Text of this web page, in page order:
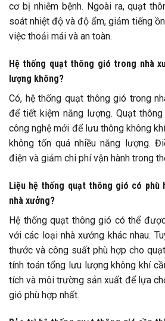
cơ bị nhiễm bệnh. Ngoài ra, quạt
soát nhiệt độ và độ ẩm, giảm tiếng
việc thoải mái và an toàn.
Hệ thống quạt thông gió trong nhà
lượng không?
Có, hệ thống quạt thông gió trong
để tiết kiệm năng lượng. Quạt
công nghệ mới để lưu thông không
không tốn quá nhiều năng lượng.
điện và giảm chi phí vận hành trong
Liệu hệ thống quạt thông gió có phù
nhà xưởng?
Hệ thống quạt thông gió có thể
với các loại nhà xưởng khác nhau.
thước và công suất phù hợp cho
tính toán tổng lưu lượng không khí
tích và môi trường sản xuất để lựa
gió phù hợp nhất.